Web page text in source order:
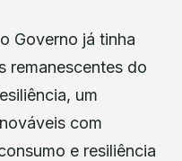
Governo já tinha
remanescentes do
um
com
e resiliência